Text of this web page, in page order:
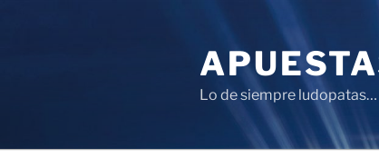
Lo de siempre ludopatas…